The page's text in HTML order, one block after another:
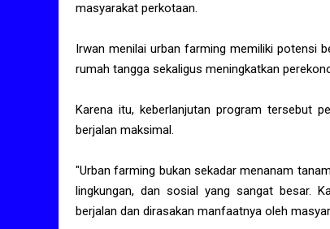
masyarakat perkotaan.
Irwan menilai urban farming memiliki potensi
rumah tangga sekaligus meningkatkan
Karena itu, keberlanjutan program tersebut
berjalan maksimal.
"Urban farming bukan sekadar menanam
lingkungan, dan sosial yang sangat besar.
berjalan dan dirasakan manfaatnya oleh